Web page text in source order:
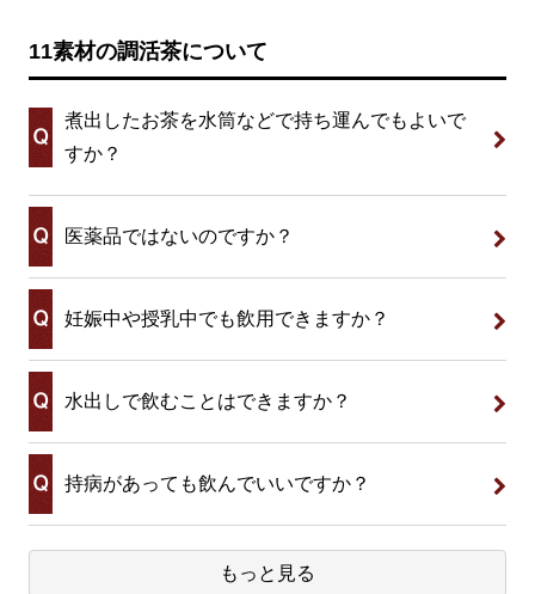
11素材の調活茶について
煮出したお茶を水筒などで持ち運んでもよいで
すか？
医薬品ではないのですか？
妊娠中や授乳中でも飲用できますか？
水出しで飲むことはできますか？
持病があっても飲んでいいですか？
もっと見る